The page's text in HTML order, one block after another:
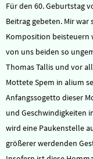
Für den 60. Geburtstag
Beitrag gebeten. Mir
Komposition beisteuern
von uns beiden so
Thomas Tallis und vor
Mottete Spem in alium
Anfangssogetto dieser
und Geschwindigkeiten
wird eine Paukenstelle
größerer werdenden